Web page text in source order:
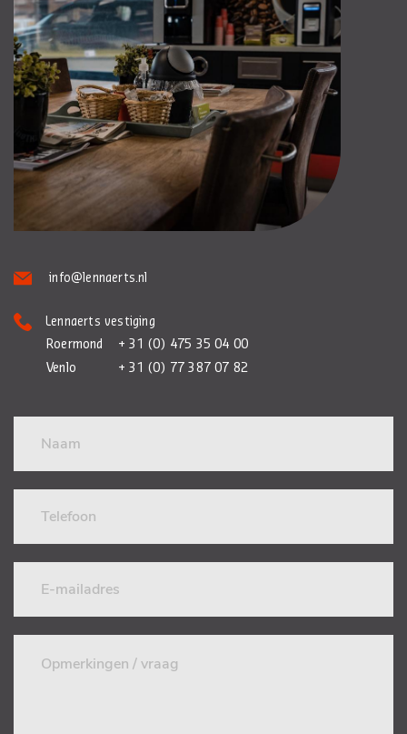
info@lennaerts.nl
Lennaerts vestiging
Roermond
+ 31 (0) 475 35 04 00
Venlo
+ 31 (0) 77 387 07 82